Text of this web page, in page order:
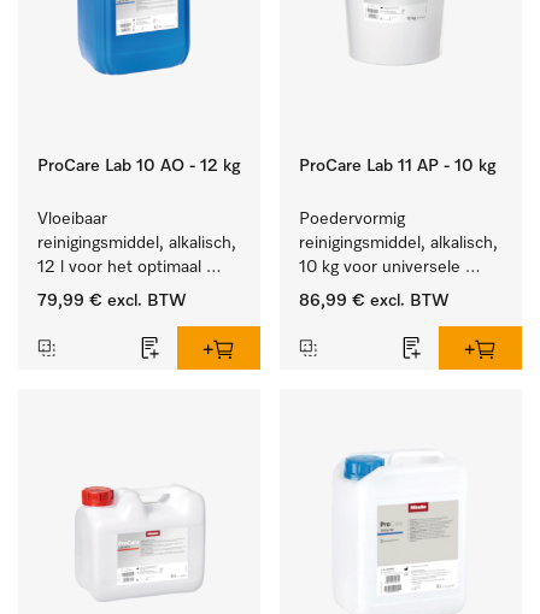
ProCare Lab 10 AO - 12 kg
Vloeibaar
reinigingsmiddel, alkalisch,
12 l voor het optimaal
behandelen van
79,99 € excl. BTW
ProCare Lab 11 AP - 10 kg
Poedervormig
reinigingsmiddel, alkalisch,
10 kg voor universele
machinale reiniging van
gerei.
86,99 € excl. BTW